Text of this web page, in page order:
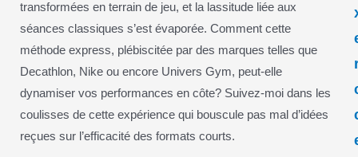
transformées en terrain de jeu, et la lassitude liée aux
séances classiques s’est évaporée. Comment cette
méthode express, plébiscitée par des marques telles que
Decathlon, Nike ou encore Univers Gym, peut-elle
dynamiser vos performances en côte? Suivez-moi dans les
coulisses de cette expérience qui bouscule pas mal d’idées
reçues sur l’efficacité des formats courts.